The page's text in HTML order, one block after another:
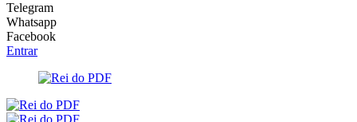
Telegram
Whatsapp
Facebook
Entrar